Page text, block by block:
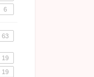
6
63
19
19